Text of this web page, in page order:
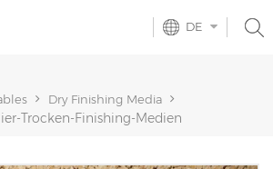
DE
Dry Finishing Media
Trocken-Finishing-Medien